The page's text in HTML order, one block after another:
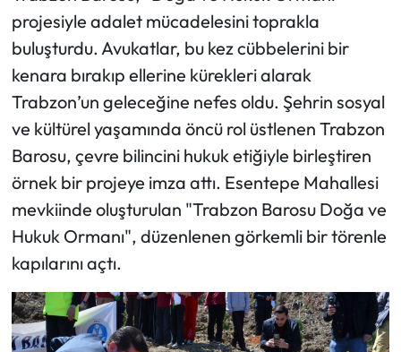
projesiyle adalet mücadelesini toprakla
buluşturdu. Avukatlar, bu kez cübbelerini bir
kenara bırakıp ellerine kürekleri alarak
Trabzon’un geleceğine nefes oldu. Şehrin sosyal
ve kültürel yaşamında öncü rol üstlenen Trabzon
Barosu, çevre bilincini hukuk etiğiyle birleştiren
örnek bir projeye imza attı. Esentepe Mahallesi
mevkiinde oluşturulan "Trabzon Barosu Doğa ve
Hukuk Ormanı", düzenlenen görkemli bir törenle
kapılarını açtı.
Ekonomi
Sağlık
Turizm
Teknoloji